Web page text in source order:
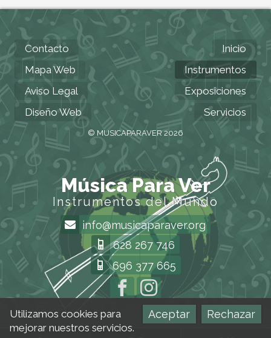
Contacto
Mapa Web
Aviso Legal
Diseño Web
Inicio
Instrumentos
Exposiciones
Servicios
© MUSICAPARAVER 2026
Música Para Ver
Instrumentos del Mundo
info@musicaparaver.org
628 267 746
696 377 665
Aceptar Rechazar
Utilizamos cookies para
mejorar nuestros servicios.